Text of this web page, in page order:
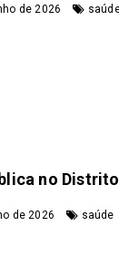
de 2026
no Distrito
de 2026 saúde